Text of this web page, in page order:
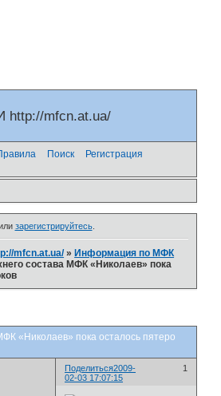
mfcn.at.ua/
Поиск
Регистрация
зарегистрируйтесь.
mfcn.at.ua/ »Информация по МФК
состава МФК «Николаев» пока
«Николаев» пока осталось пятеро
Поделиться 1
2009-
02-03 17:07:15